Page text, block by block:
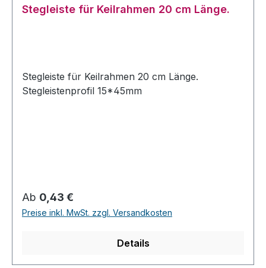
Stegleiste für Keilrahmen 20 cm Länge.
Stegleiste für Keilrahmen 20 cm Länge.
Stegleistenprofil 15*45mm
Regulärer Preis:
Ab 0,43 €
Preise inkl. MwSt. zzgl. Versandkosten
Details